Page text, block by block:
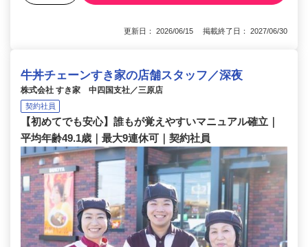
更新日： 2026/06/15 掲載終了日： 2027/06/30
牛丼チェーンすき家の店舗スタッフ／深夜
株式会社 すき家 中四国支社／三原店
契約社員
【初めてでも安心】誰もが覚えやすいマニュアル確立｜
平均年齢49.1歳｜最大9連休可｜契約社員